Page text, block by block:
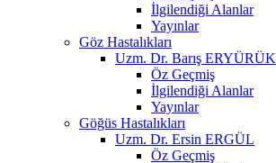
İlgilendiği Alanlar
Yayınlar
Göz Hastalıkları
Uzm. Dr. Barış ERYÜRÜK
Öz Geçmiş
İlgilendiği Alanlar
Yayınlar
Göğüs Hastalıkları
Uzm. Dr. Ersin ERGÜL
Öz Geçmiş